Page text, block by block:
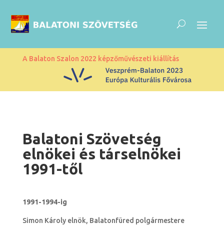
A Balaton Szalon 2022 képzőművészeti kiállítás
Balatoni Szövetség
elnökei és társelnökei
1991-től
1991-1994-ig
Simon Károly elnök, Balatonfüred polgármestere